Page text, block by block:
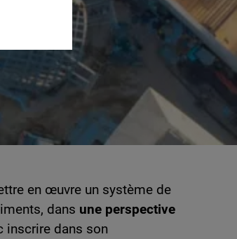
en œuvre un système de
dans une perspective
inscrire dans son